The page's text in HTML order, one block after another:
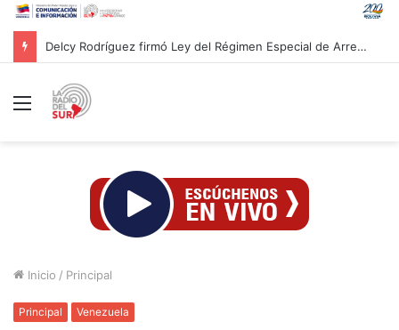
Delcy Rodríguez firmó Ley del Régimen Especial de Arrendamiento de Inmuebles Destinados a Vivienda
Menú
Inicio / Principal
Principal Venezuela